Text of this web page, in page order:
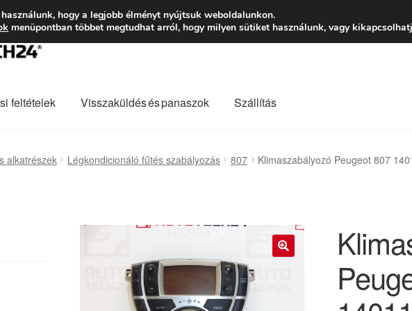
2618 Ft-tól Hétfő-
feltételek Visszaküldés és panaszok Szállítás
alkatrészek Légkondicionáló fűtés szabályozás 807 Klimaszabályozó Peugeot 807
hogy a legjobb élményt nyújtsuk weboldalunkon.
menüpontban többet megtudhat arról, hogy milyen sütiket használunk, vagy